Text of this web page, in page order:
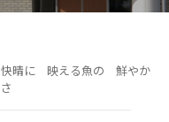
快晴に 映える魚の 鮮やか
さ